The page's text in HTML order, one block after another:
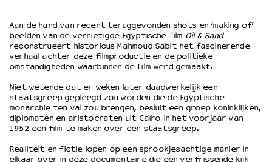
EDUCATIE
Schoolvoorstellingen
Filmprogramma’s Primair Onderwijs
Speciale educatieprogramma’s
Wat we doen
Aan de hand van recent teruggevonden shots en ‘making of’-
beelden van de vernietigde Egyptische film Oil & Sand
reconstrueert historicus Mahmoud Sabit het fascinerende
verhaal achter deze filmproductie en de politieke
omstandigheden waarbinnen de film werd gemaakt.
Niet wetende dat er weken later daadwerkelijk een
staatsgreep gepleegd zou worden die de Egyptische
monarchie ten val zou brengen, besluit een groep koninklijken,
diplomaten en aristocraten uit Caïro in het voorjaar van
1952 een film te maken over een staatsgreep.
Realiteit en fictie lopen op een sprookjesachtige manier in
elkaar over in deze documentaire die een verfrissende kijk